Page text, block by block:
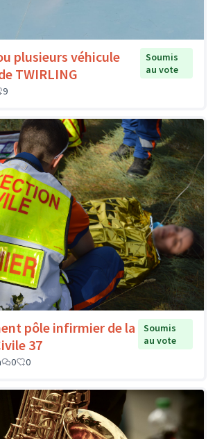
plusieurs véhicule
TWIRLING
Soumis
au vote
9
pôle infirmier de la
37
Soumis
au vote
0 0